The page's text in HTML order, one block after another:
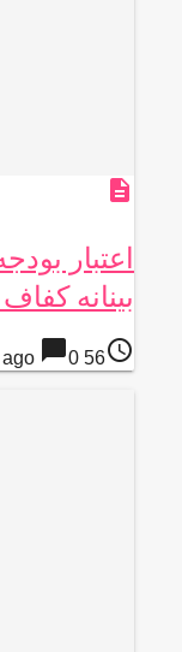
description
بینانه
access_time
56 years ago
chat_bubble0